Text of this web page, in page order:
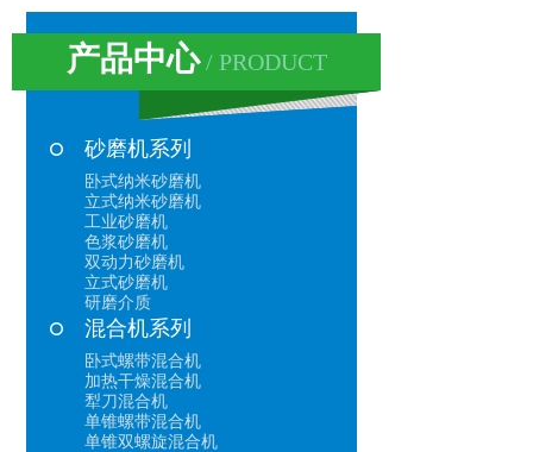
产品中心/ PRODUCT
砂磨机系列
卧式纳米砂磨机
立式纳米砂磨机
工业砂磨机
色浆砂磨机
双动力砂磨机
立式砂磨机
研磨介质
混合机系列
卧式螺带混合机
加热干燥混合机
犁刀混合机
单锥螺带混合机
单锥双螺旋混合机